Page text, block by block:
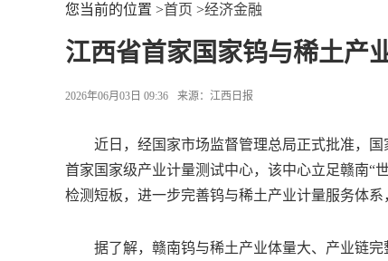
您当前的位置 >首页 >经济金融
江西省首家国家钨与稀土产
2026年06月03日 09:36 来源： 江西日报
近日，经国家市场监督管理总局正式批准，国
首家国家级产业计量测试中心，该中心立足赣南“
检测短板，进一步完善钨与稀土产业计量服务体
据了解，赣南钨与稀土产业体量大、产业链完